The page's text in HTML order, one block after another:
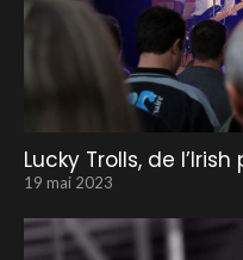
Lucky Trolls, de
19 mai 2023